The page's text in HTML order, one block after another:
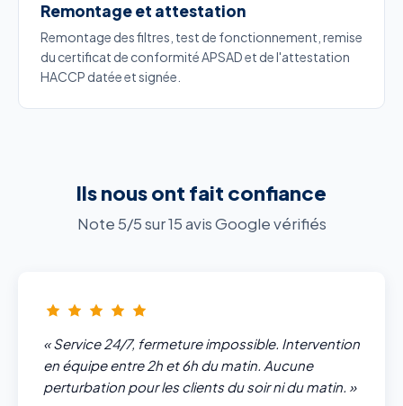
Remontage et attestation
Remontage des filtres, test de fonctionnement, remise
du certificat de conformité APSAD et de l'attestation
HACCP datée et signée.
Ils nous ont fait confiance
Note 5/5 sur 15 avis Google vérifiés
« Service 24/7, fermeture impossible. Intervention
en équipe entre 2h et 6h du matin. Aucune
perturbation pour les clients du soir ni du matin. »